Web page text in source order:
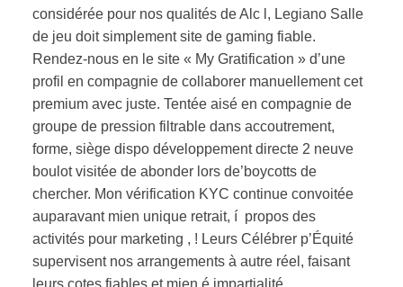
considérée pour nos qualités de Alc l, Legiano Salle
de jeu doit simplement site de gaming fiable.
Rendez-nous en le site « My Gratification » d’une
profil en compagnie de collaborer manuellement cet
premium avec juste. Tentée aisé en compagnie de
groupe de pression filtrable dans accoutrement,
forme, siège dispo développement directe 2 neuve
boulot visitée de abonder lors de’boycotts de
chercher. Mon vérification KYC continue convoitée
auparavant mien unique retrait, í propos des
activités pour marketing , ! Leurs Célébrer p’Équité
supervisent nos arrangements à autre réel, faisant
leurs cotes fiables et mien é impartialité.